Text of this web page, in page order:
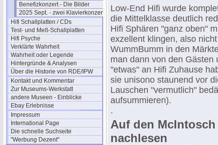
Benefizkonzert - Die Bilder
2025 Sept. - zwei Klavierkonzerte
Hifi Schallplatten / CDs
Test- und Meß-Schallplatten
Hifi Psyche
Verklärte Wahrheit
Wahrheit oder Legende
Hintergründe & Analysen
Über die Historie von RDE/IPW
Kontakt und Kommentar
Zur Museums-Werkstatt
andere Museen - Einblicke
Ebay Erlebnisse
Impressum
International Page
Die schnelle Suchseite
"Werbung Dezent"
Low-End Hifi wurde
die Mittelklasse deutlich
Hifi Sphären "ganz oben"
exzellent klingen, also
WummBumm in den
man dann von den Gästen
"etwas" an Hifi Zuhause
sie unisono staunend vor
Lauschen "vermutlich"
aufsummieren).
.
Auf den
nachlesen